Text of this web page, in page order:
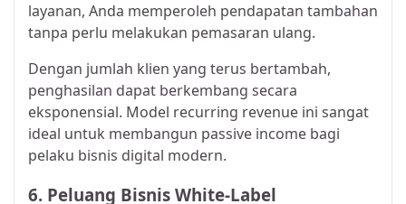
layanan, Anda memperoleh pendapatan tambahan
tanpa perlu melakukan pemasaran ulang.
Dengan jumlah klien yang terus bertambah,
penghasilan dapat berkembang secara
eksponensial. Model recurring revenue ini sangat
ideal untuk membangun passive income bagi
pelaku bisnis digital modern.​
6. Peluang Bisnis White-Label